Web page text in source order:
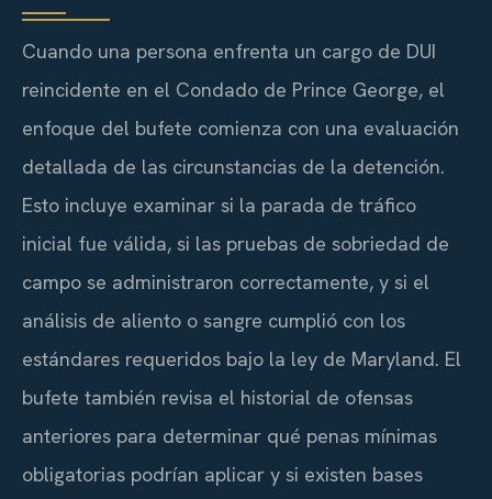
Cuando una persona enfrenta un cargo de DUI
reincidente en el Condado de Prince George, el
enfoque del bufete comienza con una evaluación
detallada de las circunstancias de la detención.
Esto incluye examinar si la parada de tráfico
inicial fue válida, si las pruebas de sobriedad de
campo se administraron correctamente, y si el
análisis de aliento o sangre cumplió con los
estándares requeridos bajo la ley de Maryland. El
bufete también revisa el historial de ofensas
anteriores para determinar qué penas mínimas
obligatorias podrían aplicar y si existen bases